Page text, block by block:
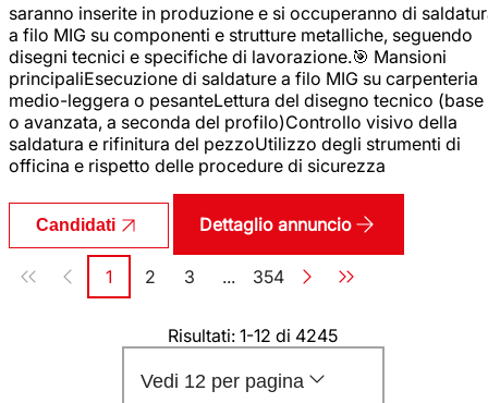
saranno inserite in produzione e si occuperanno di
a filo MIG su componenti e strutture metalliche, seguendo
disegni tecnici e specifiche di lavorazione.🎯 Mansioni
principaliEsecuzione di saldature a filo MIG su carpenteria
medio-leggera o pesanteLettura del disegno tecnico (base
o avanzata, a seconda del profilo)Controllo visivo della
saldatura e rifinitura del pezzoUtilizzo degli strumenti di
officina e rispetto delle procedure di sicurezza
Candidati Dettaglio annuncio
Paginazione
Pagina
1 Pagina
2 Pagina
3 ... Pagina
354
Risultati: 1-12 di 4245
Vedi 12 per pagina